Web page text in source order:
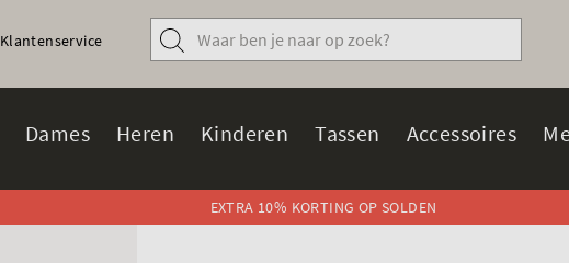
Dames Heren Kinderen Tassen Accessoires
Klantenservice
EXTRA 10% KORTING OP SOLDEN